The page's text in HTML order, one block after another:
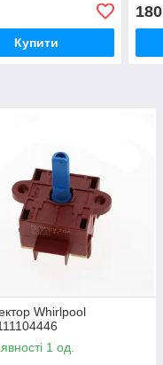
Купити
180
Whirlpool
1 од.